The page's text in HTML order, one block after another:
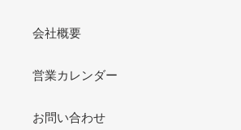
会社概要
営業カレンダー
お問い合わせ